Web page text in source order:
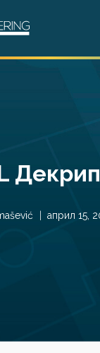
април 15,